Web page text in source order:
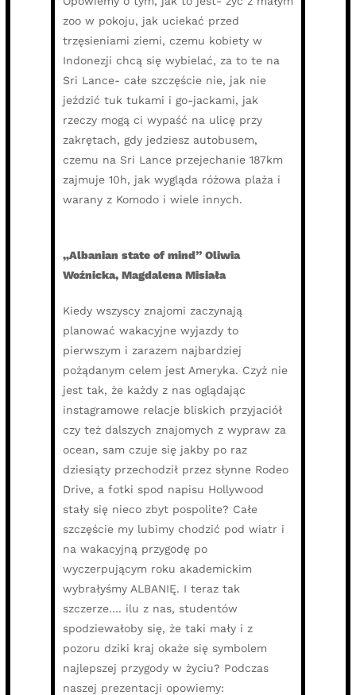
zoo w pokoju, jak uciekać przed
trzęsieniami ziemi, czemu kobiety w
Indonezji chcą się wybielać, za to te na
Sri Lance- całe szczęście nie, jak nie
jeździć tuk tukami i go-jackami, jak
rzeczy mogą ci wypaść na ulicę przy
zakrętach, gdy jedziesz autobusem,
czemu na Sri Lance przejechanie 187km
zajmuje 10h, jak wygląda różowa plaża i
warany z Komodo i wiele innych.
„Albanian state of mind” Oliwia
Woźnicka, Magdalena Misiała
Kiedy wszyscy znajomi zaczynają
planować wakacyjne wyjazdy to
pierwszym i zarazem najbardziej
pożądanym celem jest Ameryka. Czyż nie
jest tak, że każdy z nas oglądając
instagramowe relacje bliskich przyjaciół
czy też dalszych znajomych z wypraw za
ocean, sam czuje się jakby po raz
dziesiąty przechodził przez słynne Rodeo
Drive, a fotki spod napisu Hollywood
stały się nieco zbyt pospolite? Całe
szczęście my lubimy chodzić pod wiatr i
na wakacyjną przygodę po
wyczerpującym roku akademickim
wybrałyśmy ALBANIĘ. I teraz tak
szczerze…. ilu z nas, studentów
spodziewałoby się, że taki mały i z
pozoru dziki kraj okaże się symbolem
najlepszej przygody w życiu? Podczas
naszej prezentacji opowiemy: